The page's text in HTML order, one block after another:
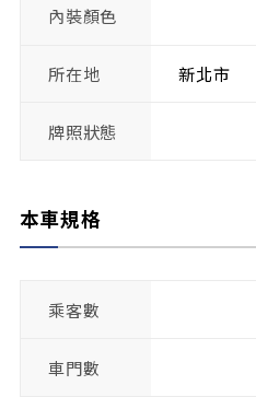
內裝顏色
所在地 新北市
牌照狀態
本車規格
乘客數
車門數